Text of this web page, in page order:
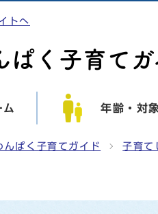
トへ
ム 年齢・対
んぱく子育てガイド 子育て